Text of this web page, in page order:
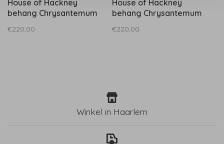
House of Hackney
behang Chrysantemum
€220,00
House of Hackney
behang Chrysantemum
€220,00
Winkel in Haarlem